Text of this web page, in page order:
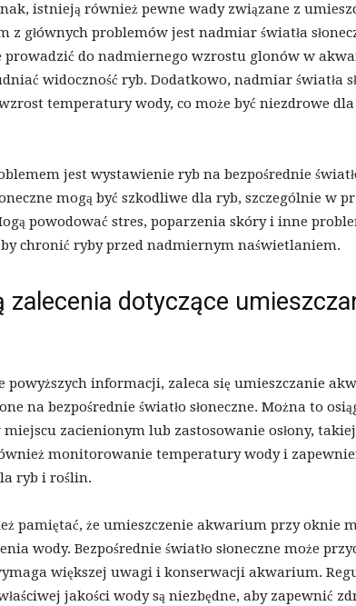
istnieją również pewne wady związane z
z głównych problemów jest nadmiar światła
prowadzić do nadmiernego wzrostu glonów w
widoczność ryb. Dodatkowo, nadmiar światła
temperatury wody, co może być niezdrowe
jest wystawienie ryb na bezpośrednie
mogą być szkodliwe dla ryb, szczególnie w
powodować stres, poparzenia skóry i inne
chronić ryby przed nadmiernym naświetlaniem.
zalecenia dotyczące
powyższych informacji, zaleca się umieszczanie
na bezpośrednie światło słoneczne. Można to
zacienionym lub zastosowanie osłony,
monitorowanie temperatury wody i
ryb i roślin.
pamiętać, że umieszczenie akwarium przy oknie
wody. Bezpośrednie światło słoneczne może
większej uwagi i konserwacji akwarium.
jakości wody są niezbędne, aby zapewnić